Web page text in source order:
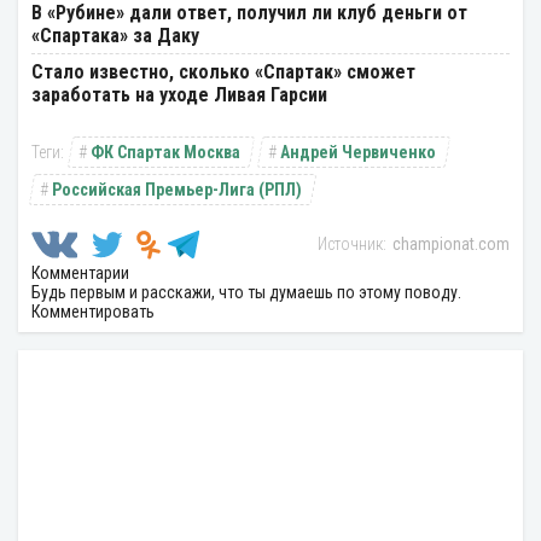
В «Рубине» дали ответ, получил ли клуб деньги от
«Спартака» за Даку
Стало известно, сколько «Спартак» сможет
заработать на уходе Ливая Гарсии
ФК Спартак Москва
Андрей Червиченко
Российская Премьер-Лига (РПЛ)
championat.com
Комментарии
Будь первым и расскажи, что ты думаешь по этому поводу.
Комментировать